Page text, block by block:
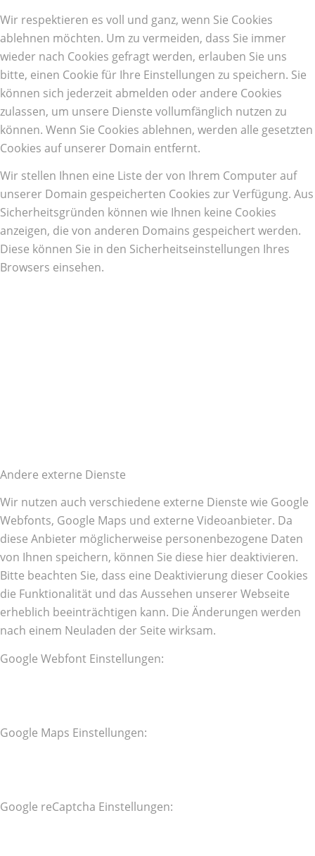
Wir respektieren es voll und ganz, wenn Sie Cookies
ablehnen möchten. Um zu vermeiden, dass Sie immer
wieder nach Cookies gefragt werden, erlauben Sie uns
bitte, einen Cookie für Ihre Einstellungen zu speichern. Sie
können sich jederzeit abmelden oder andere Cookies
zulassen, um unsere Dienste vollumfänglich nutzen zu
können. Wenn Sie Cookies ablehnen, werden alle gesetzten
Cookies auf unserer Domain entfernt.
Wir stellen Ihnen eine Liste der von Ihrem Computer auf
unserer Domain gespeicherten Cookies zur Verfügung. Aus
Sicherheitsgründen können wie Ihnen keine Cookies
anzeigen, die von anderen Domains gespeichert werden.
Diese können Sie in den Sicherheitseinstellungen Ihres
Browsers einsehen.
Andere externe Dienste
Wir nutzen auch verschiedene externe Dienste wie Google
Webfonts, Google Maps und externe Videoanbieter. Da
diese Anbieter möglicherweise personenbezogene Daten
von Ihnen speichern, können Sie diese hier deaktivieren.
Bitte beachten Sie, dass eine Deaktivierung dieser Cookies
die Funktionalität und das Aussehen unserer Webseite
erheblich beeinträchtigen kann. Die Änderungen werden
nach einem Neuladen der Seite wirksam.
Google Webfont Einstellungen:
Google Maps Einstellungen:
Google reCaptcha Einstellungen: